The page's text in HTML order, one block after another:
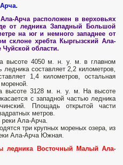
Арча расположен в верховьях
от ледника Западный Большой
на юг и немного западнее от
склоне хребта Кыргызский Ала-
области.
высоте 4050 м. н. у. м. в главном
ледника составляет 2,2 километров,
1,4 километров, остальная
высоте 3128 м. н. у. м. На высоте
с западной частью ледника
Площадь открытой части
метров.
реки Ала-Арча.
три крупных мореных озера, из
Ала-Арча Южная.
ледника Восточный Малый Ала-